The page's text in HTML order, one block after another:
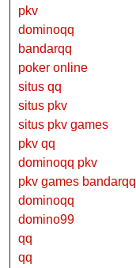
pkv
dominoqq
bandarqq
poker online
situs qq
situs pkv
situs pkv games
pkv qq
dominoqq pkv
pkv games bandarqq
dominoqq
domino99
qq
qq